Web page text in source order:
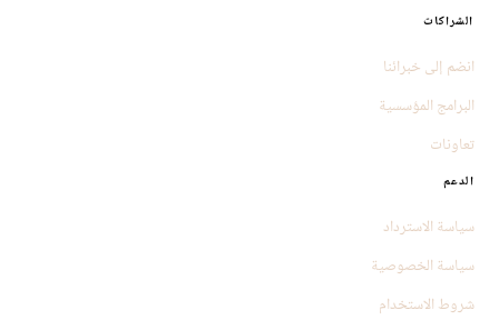
الشراكات
انضم إلى خبرائنا
البرامج المؤسسية
تعاونات
الدعم
سياسة الاسترداد
سياسة الخصوصية
شروط الاستخدام